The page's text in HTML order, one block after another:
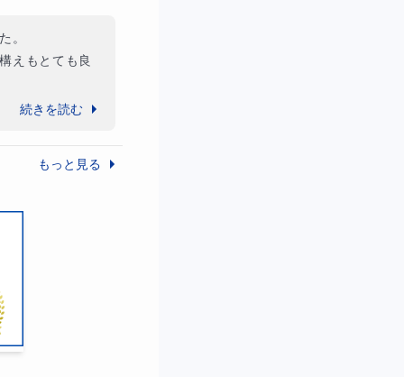
。
えもとても良
い論文にも役
続きを読む
もっと見る